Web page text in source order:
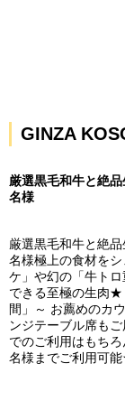
GINZA
厳選黒毛和牛と絶
名様
厳選黒毛和牛と絶
名様極上の食材を
ケ」や幻の「牛ト
できる至極の生肉★
間」～ お薦めのカ
ンジテーブル席も
でのご利用はもち
名様までご利用可